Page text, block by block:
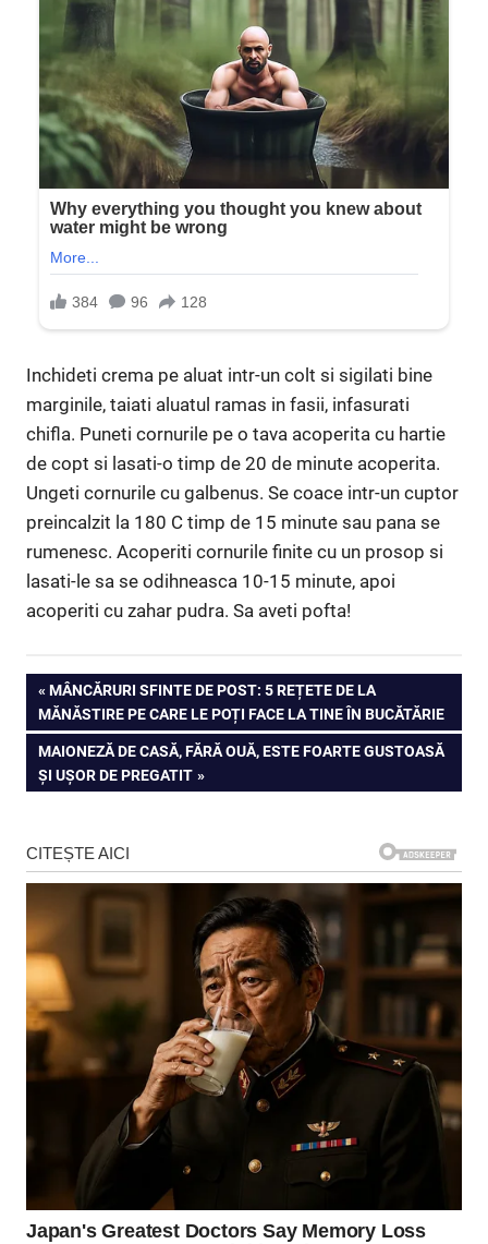
Inchideti crema pe aluat intr-un colt si sigilati bine
marginile, taiati aluatul ramas in fasii, infasurati
chifla. Puneti cornurile pe o tava acoperita cu hartie
de copt si lasati-o timp de 20 de minute acoperita.
Ungeti cornurile cu galbenus. Se coace intr-un cuptor
preincalzit la 180 C timp de 15 minute sau pana se
rumenesc. Acoperiti cornurile finite cu un prosop si
lasati-le sa se odihneasca 10-15 minute, apoi
acoperiti cu zahar pudra. Sa aveti pofta!
Navigare
în
articole
PREVIOUS
POST:
MÂNCĂRURI SFINTE DE POST: 5 REȚETE DE LA
MĂNĂSTIRE PE CARE LE POȚI FACE LA TINE ÎN BUCĂTĂRIE
NEXT
POST:
MAIONEZĂ DE CASĂ, FĂRĂ OUĂ, ESTE FOARTE GUSTOASĂ
ȘI UȘOR DE PREGATIT